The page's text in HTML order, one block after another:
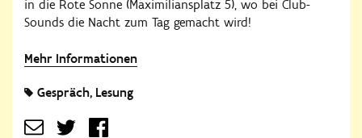
in die Rote Sonne (Maximiliansplatz 5), wo bei Club-
Sounds die Nacht zum Tag gemacht wird!
Mehr Informationen
Gespräch Lesung